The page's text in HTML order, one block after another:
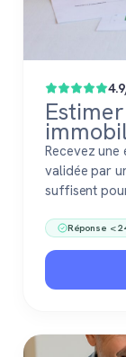
Recevez
validée par
suffisent
immobilier.
confiance.
Réponse <